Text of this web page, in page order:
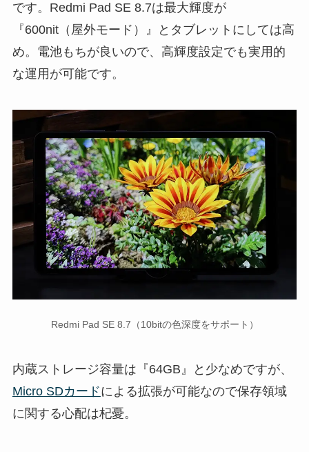
です。Redmi Pad SE 8.7は最大輝度が
『600nit（屋外モード）』とタブレットにしては高
め。電池もちが良いので、高輝度設定でも実用的
な運用が可能です。
Redmi Pad SE 8.7（10bitの色深度をサポート）
内蔵ストレージ容量は『64GB』と少なめですが、
Micro SDカードによる拡張が可能なので保存領域
に関する心配は杞憂。